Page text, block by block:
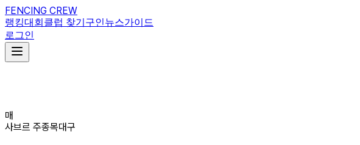
FENCING CREW
랭킹대회 클럽 찾기 구인뉴스가이드
로그인
매
사브르 주종목대구